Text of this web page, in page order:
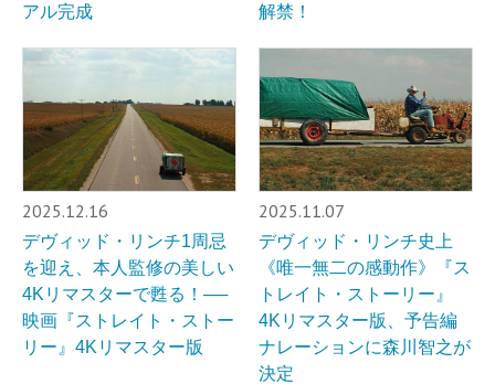
アル完成
解禁！
2025.12.16
デヴィッド・リンチ1周忌
を迎え、本人監修の美しい
4Kリマスターで甦る！──
映画『ストレイト・ストー
リー』4Kリマスター版
2025.11.07
デヴィッド・リンチ史上
《唯一無二の感動作》『ス
トレイト・ストーリー』
4Kリマスター版、予告編
ナレーションに森川智之が
決定